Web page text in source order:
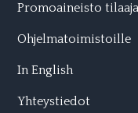
Promoaineisto
Ohjelmatoimistoille
In English
Yhteystiedot